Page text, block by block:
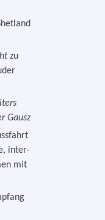
zu
Gausz
inter­
mit